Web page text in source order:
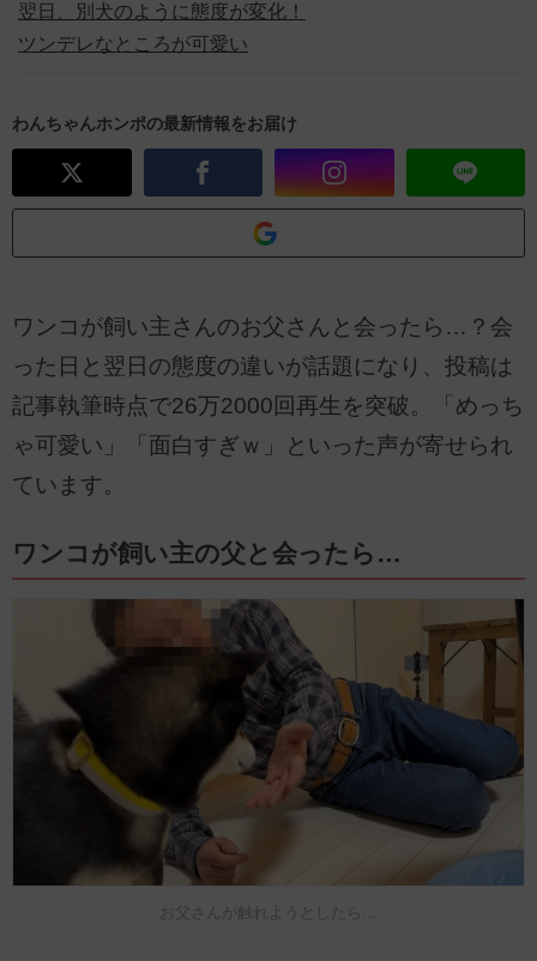
翌日、別犬のように態度が変化！
ツンデレなところが可愛い
わんちゃんホンポの最新情報をお届け
ワンコが飼い主さんのお父さんと会ったら…？会
った日と翌日の態度の違いが話題になり、投稿は
記事執筆時点で26万2000回再生を突破。「めっち
ゃ可愛い」「面白すぎｗ」といった声が寄せられ
ています。
ワンコが飼い主の父と会ったら…
お父さんが触れようとしたら…